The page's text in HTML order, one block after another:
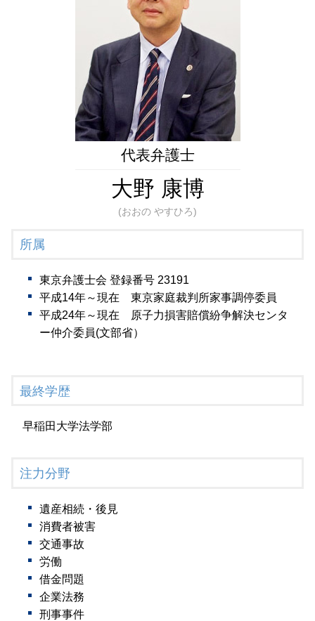
任意後見制度 手続き
任意後見人 なれる人
法定後見制度
成年後見制度
成年後見人 費用 誰が払う
財産管理 弁護士 相談 新橋
相続問題 弁護士 相談 東京23区
相続問題 弁護士 相談 全国対応
成年後見 弁護士 相談 港区
生前対策 弁護士 相談 都内
成年後見 弁護士 相談 都内
生前対策 弁護士 相談 港区
相続問題 弁護士 相談 新橋
遺言書作成 弁護士 相談 新橋
代表弁護士
大野 康博
(おおの やすひろ)
所属
東京弁護士会 登録番号 23191
平成14年～現在 東京家庭裁判所家事調停委員
平成24年～現在 原子力損害賠償紛争解決センタ
ー仲介委員(文部省）
最終学歴
早稲田大学法学部
注力分野
遺産相続・後見
消費者被害
交通事故
労働
借金問題
企業法務
刑事事件